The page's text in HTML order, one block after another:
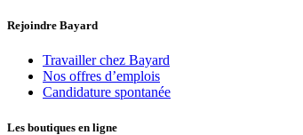
Rejoindre Bayard
Travailler chez Bayard
Nos offres d’emplois
Candidature spontanée
Les boutiques en ligne